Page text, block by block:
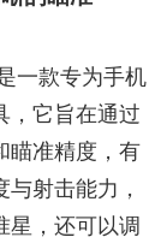
一款专为手机
，它旨在通过
瞄准精度，有
射击能力，
星，还可以调